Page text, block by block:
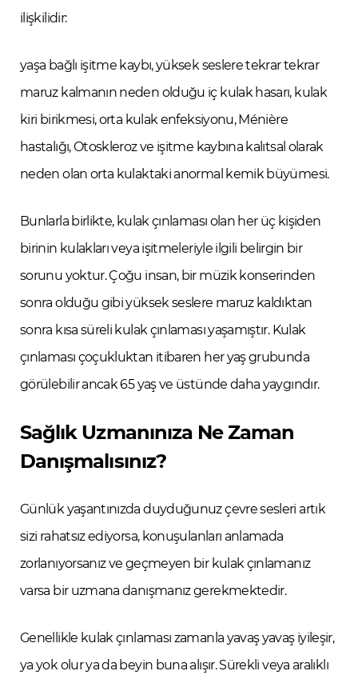
ilişkilidir:
yaşa bağlı işitme kaybı, yüksek seslere tekrar tekrar
maruz kalmanın neden olduğu iç kulak hasarı, kulak
kiri birikmesi, orta kulak enfeksiyonu, Ménière
hastalığı, Otoskleroz ve işitme kaybına kalıtsal olarak
neden olan orta kulaktaki anormal kemik büyümesi.
Bunlarla birlikte, kulak çınlaması olan her üç kişiden
birinin kulakları veya işitmeleriyle ilgili belirgin bir
sorunu yoktur. Çoğu insan, bir müzik konserinden
sonra olduğu gibi yüksek seslere maruz kaldıktan
sonra kısa süreli kulak çınlaması yaşamıştır. Kulak
çınlaması çoçukluktan itibaren her yaş grubunda
görülebilir ancak 65 yaş ve üstünde daha yaygındır.
Sağlık Uzmanınıza Ne Zaman
Danışmalısınız?
Günlük yaşantınızda duyduğunuz çevre sesleri artık
sizi rahatsız ediyorsa, konuşulanları anlamada
zorlanıyorsanız ve geçmeyen bir kulak çınlamanız
varsa bir uzmana danışmanız gerekmektedir.
Genellikle kulak çınlaması zamanla yavaş yavaş iyileşir,
ya yok olur ya da beyin buna alışır. Sürekli veya aralıklı